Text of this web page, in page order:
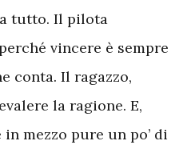
tutto. Il pilota
vincere è sempre
conta. Il ragazzo,
la ragione. E,
mezzo pure un po’ di